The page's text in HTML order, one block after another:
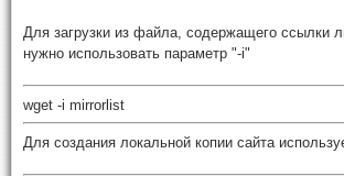
Для загрузки из файла, содержащего ссылки
нужно использовать параметр "-i"
wget -i mirrorlist
Для создания локальной копии сайта